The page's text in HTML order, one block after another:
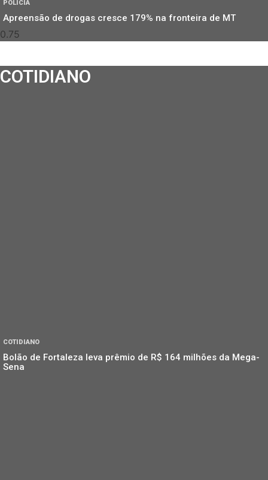
POLÍCIA
Apreensão de drogas cresce 179% na fronteira de MT
COTIDIANO
COTIDIANO
Bolão de Fortaleza leva prêmio de R$ 164 milhões da Mega-
Sena